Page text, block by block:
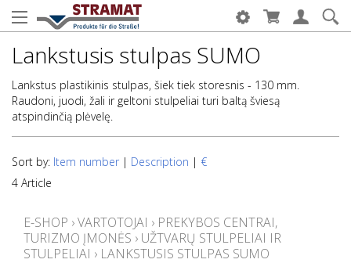
Lankstusis stulpas SUMO
Lankstus plastikinis stulpas, šiek tiek storesnis - 130 mm.
Raudoni, juodi, žali ir geltoni stulpeliai turi baltą šviesą
atspindinčią plėvelę.
Sort by: Item number | Description | €
4 Article
E-SHOP ›VARTOTOJAI › PREKYBOS CENTRAI,
TURIZMO ĮMONĖS › UŽTVARŲ STULPELIAI IR
STULPELIAI › LANKSTUSIS STULPAS SUMO